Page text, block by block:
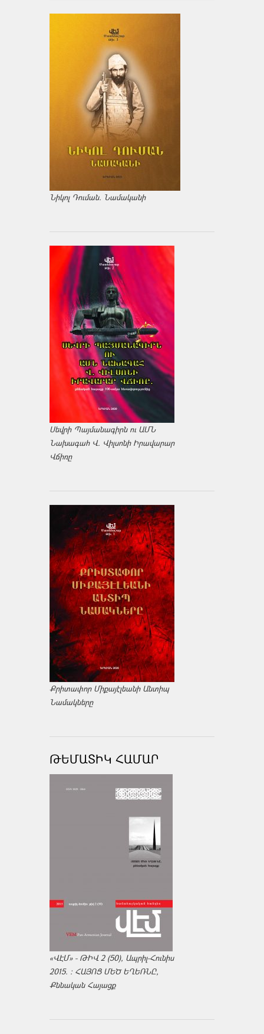
Նիկոլ Դուման. Նամականի
Սեվրի Պայմանագիրն ու ԱՄՆ
Նախագահ Վ. Վիլսոնի Իրավարար
Վճիռը
Քրիտափոր Միքայէլեանի Անտիպ
Նամակները
ԹԵՄԱՏԻԿ ՀԱՄԱՐ
«ՎԷՄ» - ԹԻՎ 2 (50), Ապրիլ-Հունիս
2015. : ՀԱՅՈՑ ՄԵԾ ԵՂԵՌՆԸ,
Քննական Հայացք